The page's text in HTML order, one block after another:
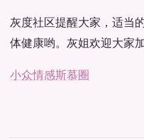
灰度社区提醒大家，适当
体健康哟。灰姐欢迎大家
小众情感斯慕圈